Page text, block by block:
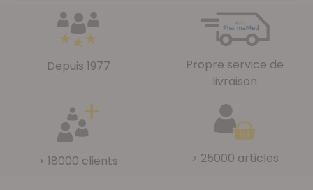
Depuis 1977
Propre service de
livraison
> 18000 clients > 25000 articles